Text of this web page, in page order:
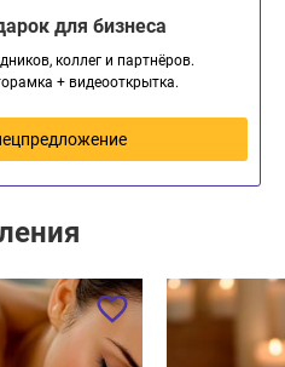
для бизнеса
коллег и партнёров.
+ видеооткрытка.